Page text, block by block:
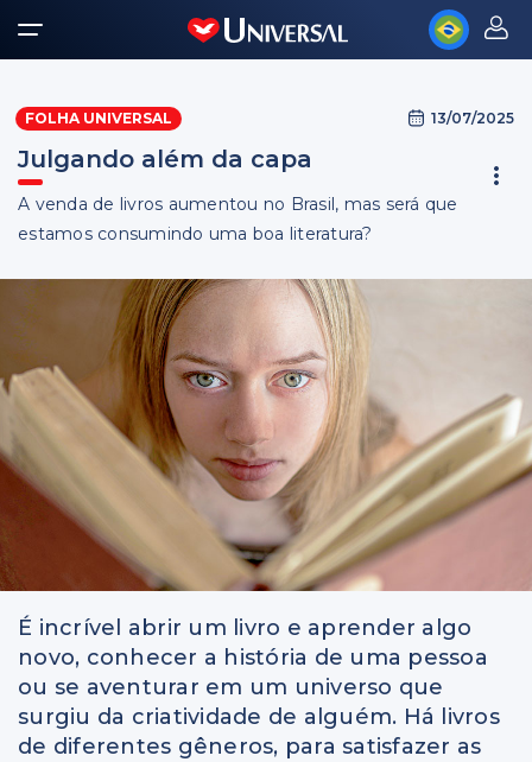
FOLHA UNIVERSAL 13/07/2025
Julgando além da capa
A venda de livros aumentou no Brasil, mas será que
estamos consumindo uma boa literatura?
É incrível abrir um livro e aprender algo
novo, conhecer a história de uma pessoa
ou se aventurar em um universo que
surgiu da criatividade de alguém. Há livros
de diferentes gêneros, para satisfazer as